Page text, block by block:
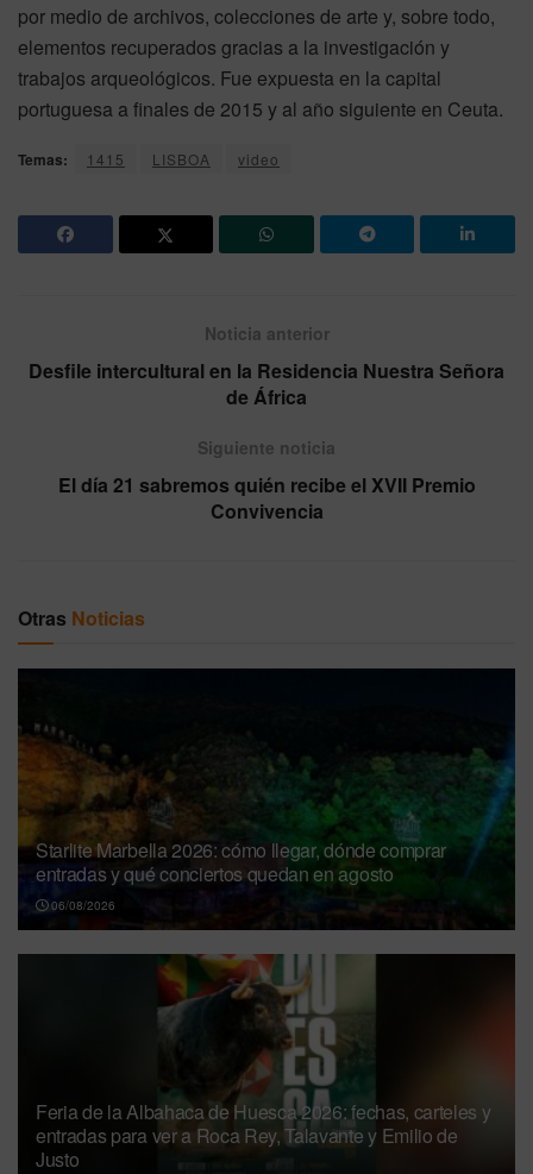
por medio de archivos, colecciones de arte y, sobre todo,
elementos recuperados gracias a la investigación y
trabajos arqueológicos. Fue expuesta en la capital
portuguesa a finales de 2015 y al año siguiente en Ceuta.
Temas: 1415 LISBOA video
Noticia anterior
Desfile intercultural en la Residencia Nuestra Señora
de África
Siguiente noticia
El día 21 sabremos quién recibe el XVII Premio
Convivencia
Otras Noticias
Starlite Marbella 2026: cómo llegar, dónde comprar
entradas y qué conciertos quedan en agosto
06/08/2026
Feria de la Albahaca de Huesca 2026: fechas, carteles y
entradas para ver a Roca Rey, Talavante y Emilio de
Justo